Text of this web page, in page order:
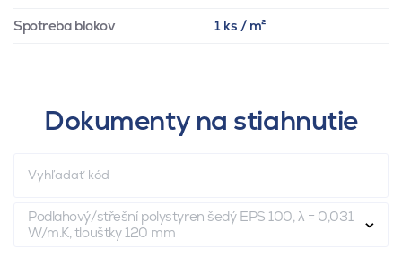
Spotreba blokov 1 ks / m²
Dokumenty na stiahnutie
Podlahový/střešní polystyren šedý EPS 100, λ = 0,031
W/m.K, tloušťky 120 mm